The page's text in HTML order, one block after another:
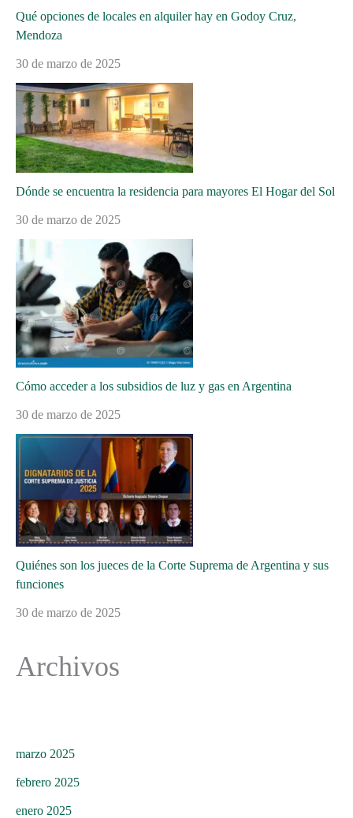
Qué opciones de locales en alquiler hay en Godoy Cruz,
Mendoza
30 de marzo de 2025
Dónde se encuentra la residencia para mayores El Hogar del Sol
30 de marzo de 2025
Cómo acceder a los subsidios de luz y gas en Argentina
30 de marzo de 2025
Quiénes son los jueces de la Corte Suprema de Argentina y sus
funciones
30 de marzo de 2025
Archivos
marzo 2025
febrero 2025
enero 2025